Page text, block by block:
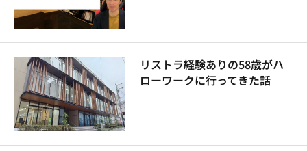
リストラ経験ありの58歳がハ
ローワークに行ってきた話